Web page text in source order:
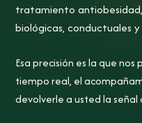
tratamiento
biológicas, conductuales
Esa precisión es la que
tiempo real, el
devolverle a usted la señal